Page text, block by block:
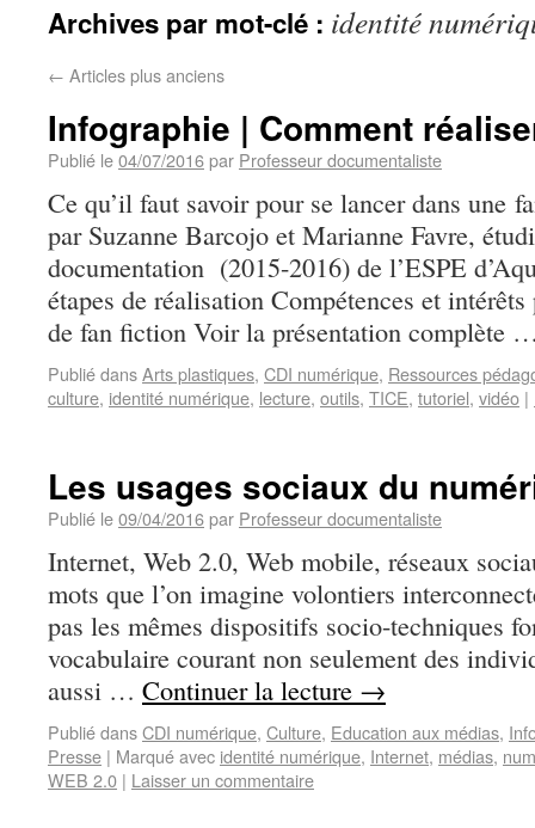
Archives par mot-clé : identité
← Articles plus anciens
Infographie | Comment
Publié le04/07/2016par Professeur documentaliste
Ce qu’il faut savoir pour se lancer dans une
par Suzanne Barcojo et Marianne Favre,
documentation (2015-2016) de l’ESPE
étapes de réalisation Compétences et
de fan fiction Voir la présentation complète
Publié dansArts plastiques, CDI numérique, Ressources
culture, identité numérique, lecture, outils, TICE, tutoriel, vidéo |
Les usages sociaux du
Publié le09/04/2016par Professeur documentaliste
Internet, Web 2.0, Web mobile, réseaux
mots que l’on imagine volontiers
pas les mêmes dispositifs socio-techniques
vocabulaire courant non seulement des
aussi … Continuer la lecture →
Publié dansCDI numérique, Culture, Education aux médias,
Presse | Marqué avec identité numérique, Internet, médias,
WEB 2.0 | Laisser un commentaire